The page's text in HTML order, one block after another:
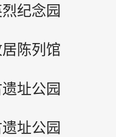
纪念园
陈列馆
址公园
址公园